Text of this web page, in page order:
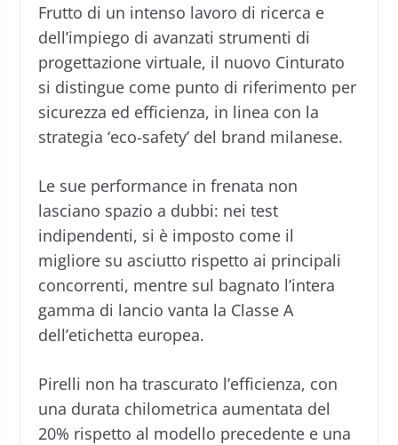
Frutto di un intenso lavoro di ricerca e
dell’impiego di avanzati strumenti di
progettazione virtuale, il nuovo Cinturato
si distingue come punto di riferimento per
sicurezza ed efficienza, in linea con la
strategia ‘eco-safety’ del brand milanese.
Le sue performance in frenata non
lasciano spazio a dubbi: nei test
indipendenti, si è imposto come il
migliore su asciutto rispetto ai principali
concorrenti, mentre sul bagnato l’intera
gamma di lancio vanta la Classe A
dell’etichetta europea.
Pirelli non ha trascurato l’efficienza, con
una durata chilometrica aumentata del
20% rispetto al modello precedente e una